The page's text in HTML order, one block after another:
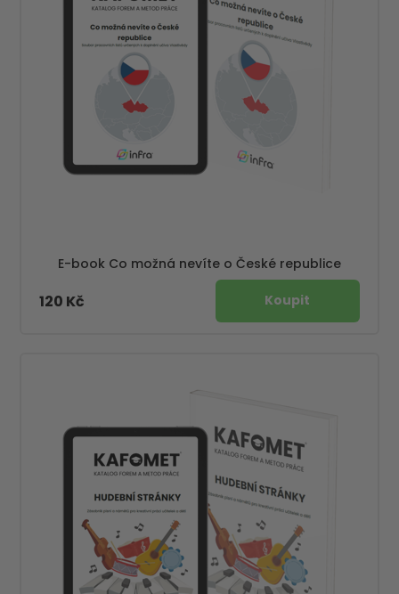
E-book Co možná nevíte o České republice
120 Kč